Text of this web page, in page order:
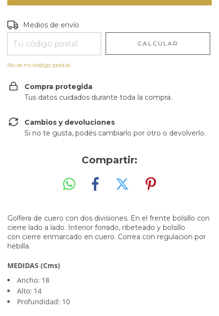
Entregas para el CP:
Medios de envío
CALCULAR
No sé mi código postal
Compra protegida
Tus datos cuidados durante toda la compra.
Cambios y devoluciones
Si no te gusta, podés cambiarlo por otro o devolverlo.
Compartir:
Golfera de cuero con dos divisiones. En el frente bolsillo con
cierre lado a lado. Interior forrado, ribeteado y bolsillo
con cierre enmarcado en cuero. Correa con regulacion por
hebilla.
MEDIDAS (Cms)
Ancho: 18
Alto: 14
Profundidad: 10